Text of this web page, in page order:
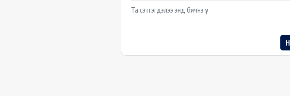
Example textarea